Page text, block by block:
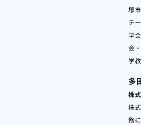
塚
テ
学
会
学
多
株
株
務